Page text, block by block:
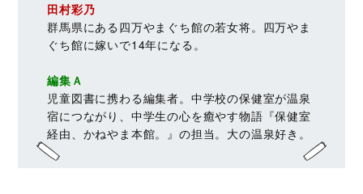
田村彩乃
群馬県にある四万やまぐち館の若女将。四万やま
ぐち館に嫁いで14年になる。
編集Ａ
児童図書に携わる編集者。中学校の保健室が温泉
宿につながり、中学生の心を癒やす物語『保健室
経由、かねやま本館。』の担当。大の温泉好き。